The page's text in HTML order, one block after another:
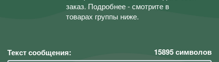
заказ. Подробнее - смотрите в
товарах группы ниже.
Текст сообщения: 15895символов